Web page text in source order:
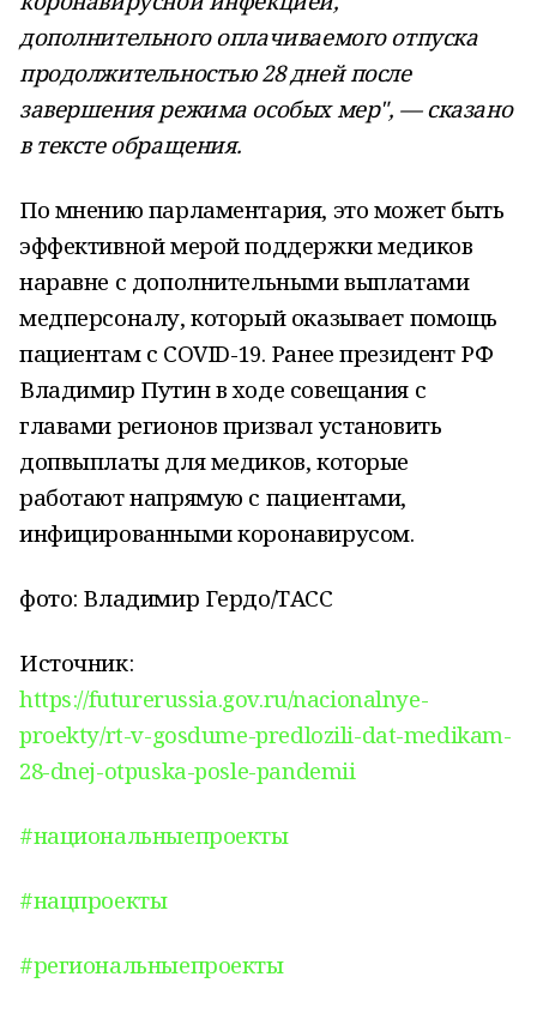
дополнительного оплачиваемого отпуска
продолжительностью 28 дней после
завершения режима особых мер", — сказано
в тексте обращения.
По мнению парламентария, это может быть
эффективной мерой поддержки медиков
наравне с дополнительными выплатами
медперсоналу, который оказывает помощь
пациентам с COVID-19. Ранее президент РФ
Владимир Путин в ходе совещания с
главами регионов призвал установить
допвыплаты для медиков, которые
работают напрямую с пациентами,
инфицированными коронавирусом.
фото: Владимир Гердо/ТАСС
Источник:
https://futurerussia.gov.ru/nacionalnye-
proekty/rt-v-gosdume-predlozili-dat-medikam-
28-dnej-otpuska-posle-pandemii
#национальныепроекты
#нацпроекты
#региональныепроекты